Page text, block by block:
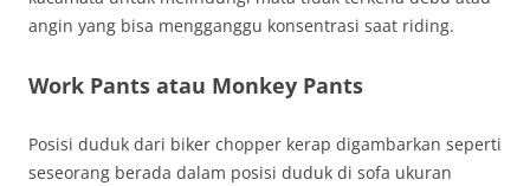
angin yang bisa mengganggu konsentrasi saat riding.
Work Pants atau Monkey Pants
Posisi duduk dari biker chopper kerap digambarkan seperti
seseorang berada dalam posisi duduk di sofa ukuran